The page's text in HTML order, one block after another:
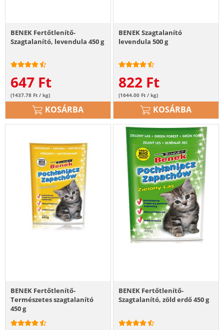
BENEK Fertőtlenítő-
Szagtalanító, levendula 450 g
647 Ft
(1437.78 Ft / kg)
KOSÁRBA
BENEK Szagtalanító
levendula 500 g
822 Ft
(1644.00 Ft / kg)
KOSÁRBA
BENEK Fertőtlenítő-
Természetes szagtalanító
450 g
BENEK Fertőtlenítő-
Szagtalanító, zöld erdő 450 g